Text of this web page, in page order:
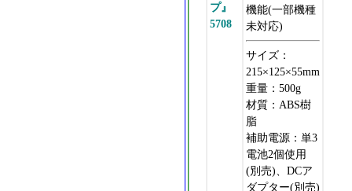
プ』
5708
機能(一部機種
未対応)
サイズ：
215×125×55mm
重量：500g
材質：ABS樹
脂
補助電源：単3
電池2個使用
(別売)、DCア
ダプター(別売)